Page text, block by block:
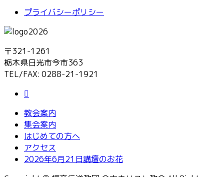
プライバシーポリシー
〒321-1261
栃木県日光市今市363
TEL/FAX: 0288-21-1921
教会案内
集会案内
はじめての方へ
アクセス
2026年6月21日講壇のお花